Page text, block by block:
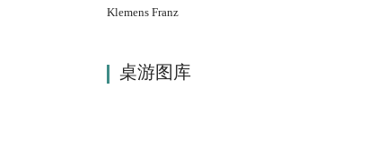
戏中，建筑是投资机会和收入来源，而船只则
同，特殊建筑牌也不再使用。 Lookout
Klemens Franz
桌游图库